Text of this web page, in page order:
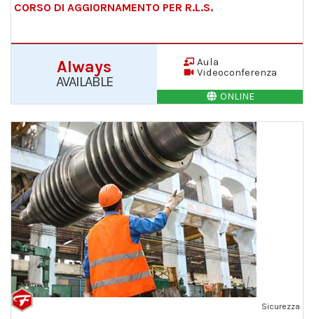
CORSO DI AGGIORNAMENTO PER R.L.S.
Always
AVAILABLE
Aula
Videoconferenza
ONLINE
Sicurezza